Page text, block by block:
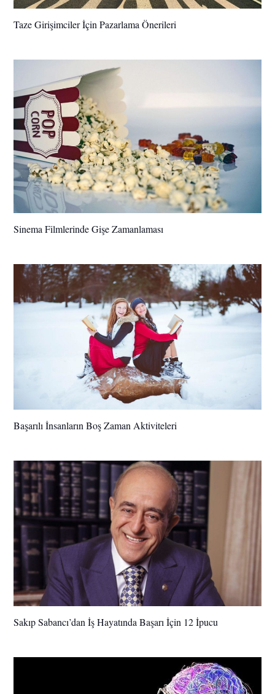
Taze Girişimciler İçin Pazarlama Önerileri
Sinema Filmlerinde Gişe Zamanlaması
Başarılı İnsanların Boş Zaman Aktiviteleri
Sakıp Sabancı’dan İş Hayatında Başarı İçin 12 İpucu